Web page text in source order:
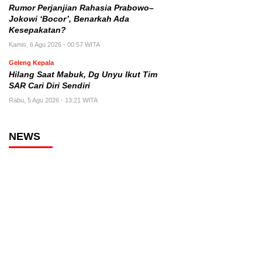
Rumor Perjanjian Rahasia Prabowo–
Jokowi ‘Bocor’, Benarkah Ada
Kesepakatan?
Kamis, 6 Agu 2026 - 00:57 WITA
Geleng Kepala
Hilang Saat Mabuk, Dg Unyu Ikut Tim
SAR Cari Diri Sendiri
Rabu, 5 Agu 2026 - 13:21 WITA
NEWS